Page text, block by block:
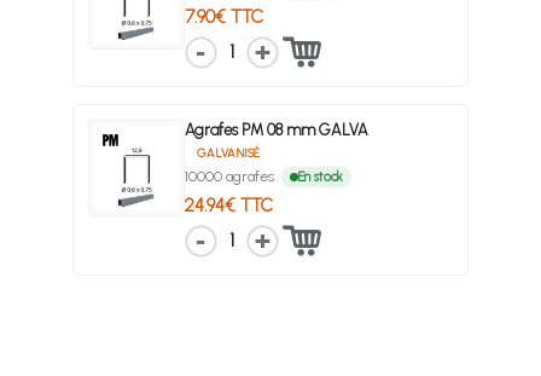
7.90€ TTC
1
Agrafes PM 08 mm GALVA
GALVANISÉ
10000 agrafes En stock
24.94€ TTC
1